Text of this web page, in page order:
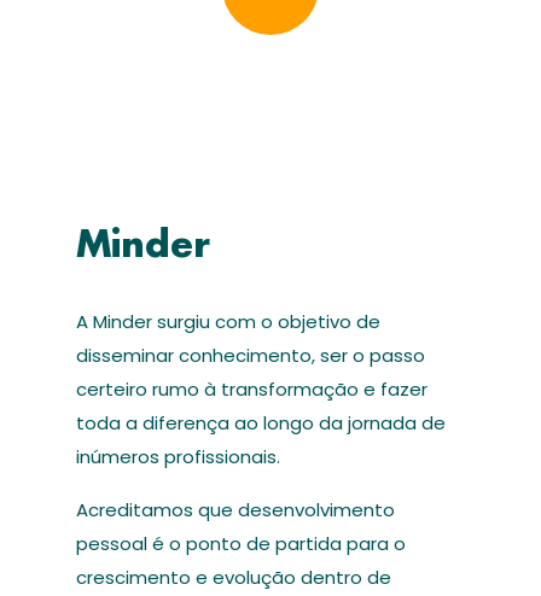
Minder
A Minder surgiu com o objetivo de
disseminar conhecimento, ser o passo
certeiro rumo à transformação e fazer
toda a diferença ao longo da jornada de
inúmeros profissionais.
Acreditamos que desenvolvimento
pessoal é o ponto de partida para o
crescimento e evolução dentro de